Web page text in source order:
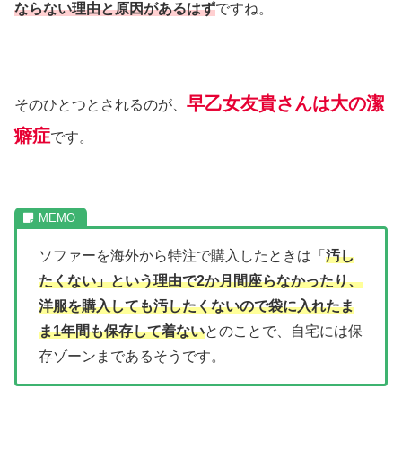
ならない理由と原因があるはずですね。
そのひとつとされるのが、 早乙女友貴さんは大の潔
癖症です。
ソファーを海外から特注で購入したときは「 汚し
たくない」という理由で2か月間座らなかったり、
洋服を購入しても汚したくないので袋に入れたま
ま1年間も保存して着ないとのことで、自宅には保
存ゾーンまであるそうです。